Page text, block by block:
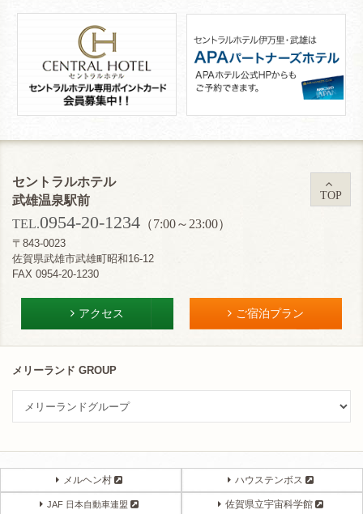
セントラルホテル
武雄温泉駅前
TEL.0954-20-1234 （7:00～23:00）
〒843-0023
佐賀県武雄市武雄町昭和16-12
FAX 0954-20-1230
アクセス ご宿泊プラン
TOP
メリーランド GROUP
メルヘン村 ハウステンボス
JAF 日本自動車連盟 佐賀県立宇宙科学館